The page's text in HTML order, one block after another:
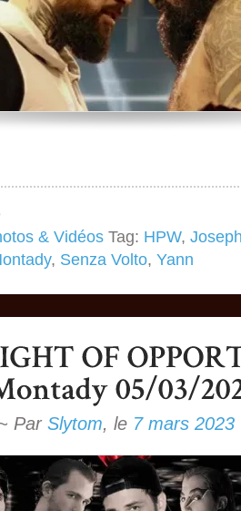
& Vidéos Tag: HPW,
, Senza Volto, Yann
Par Slytom, le 7 mars 2023